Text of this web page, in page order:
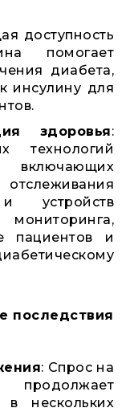
доступность
помогает
диабета,
инсулину для
здоровья:
технологий
включающих
устройств
пациентов и
последствия
: Спрос на
продолжает
нескольких